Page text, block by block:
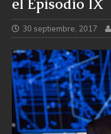
el Episodio IX
30 septiembre, 2017